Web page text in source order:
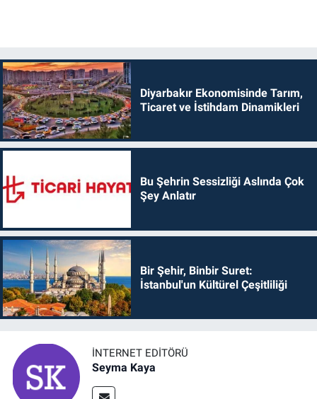
Diyarbakır Ekonomisinde Tarım,
Ticaret ve İstihdam Dinamikleri
Bu Şehrin Sessizliği Aslında Çok
Şey Anlatır
Bir Şehir, Binbir Suret:
İstanbul'un Kültürel Çeşitliliği
İNTERNET EDITÖRÜ
Seyma Kaya